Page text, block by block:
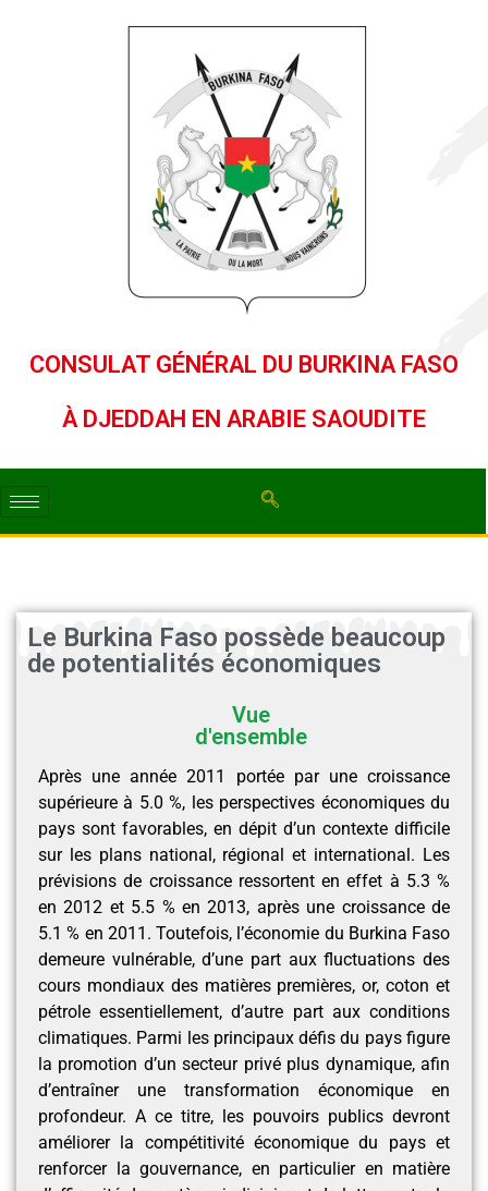
CONSULAT GÉNÉRAL DU BURKINA FASO
À DJEDDAH EN ARABIE SAOUDITE
Le Burkina Faso possède beaucoup
de potentialités économiques
Vue
d'ensemble
Après une année 2011 portée par une croissance
supérieure à 5.0 %, les perspectives économiques du
pays sont favorables, en dépit d’un contexte difficile
sur les plans national, régional et international. Les
prévisions de croissance ressortent en effet à 5.3 %
en 2012 et 5.5 % en 2013, après une croissance de
5.1 % en 2011. Toutefois, l’économie du Burkina Faso
demeure vulnérable, d’une part aux fluctuations des
cours mondiaux des matières premières, or, coton et
pétrole essentiellement, d’autre part aux conditions
climatiques. Parmi les principaux défis du pays figure
la promotion d’un secteur privé plus dynamique, afin
d’entraîner une transformation économique en
profondeur. A ce titre, les pouvoirs publics devront
améliorer la compétitivité économique du pays et
renforcer la gouvernance, en particulier en matière